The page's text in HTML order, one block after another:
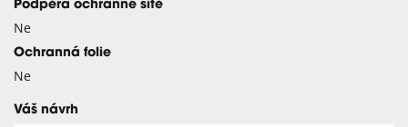
Podpěra ochranné sítě
Ne
Ochranná folie
Ne
Váš návrh